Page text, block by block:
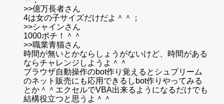
>>億万長者さん
4は女の子サイズだけだよ＾＾；
>>シャインさん
1000ポチ！＾＾
>>職業青猫さん
時間が無いとかならしょうがないけど、時間がある
ならチャレンジしようよ＾＾
ブラウザ自動操作のbot作り覚えるとシュプリーム
のネット販売にも応用できるしbot作りやってみる
とか＾＾エクセルでVBA出来るようになるだけでも
結構役立つと思うよ＾＾